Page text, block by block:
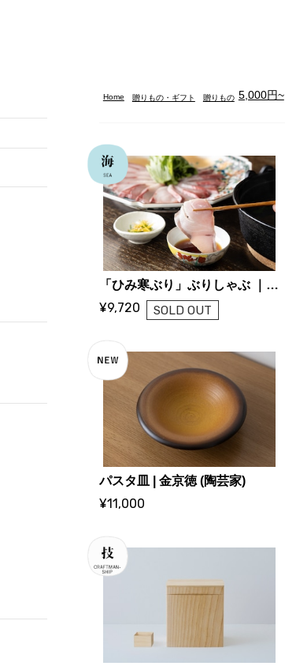
Home 贈りもの・ギフト 贈りもの 5,000円~
「ひみ寒ぶり」ぶりしゃぶ ｜ 松本魚問屋
¥9,720 SOLD OUT
パスタ皿 | 金京徳 (陶芸家)
¥11,000